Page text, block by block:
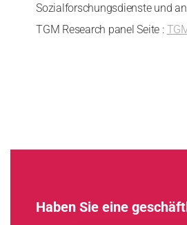
Sozialforschungsdienste und
TGM Research panel Seite :
Haben Sie eine